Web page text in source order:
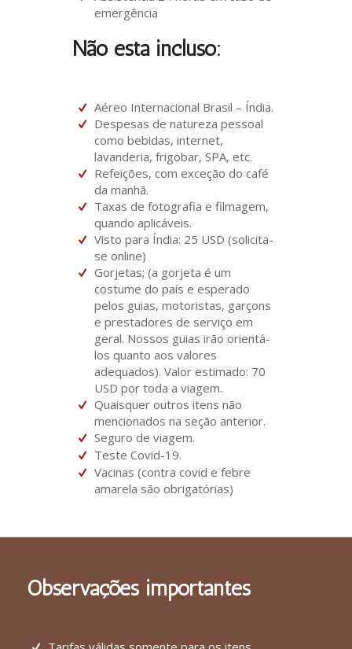
emergência
Não está incluso:
Aéreo Internacional Brasil – Índia.
Despesas de natureza pessoal
como bebidas, internet,
lavanderia, frigobar, SPA, etc.
Refeições, com exceção do café
da manhã.
Taxas de fotografia e filmagem,
quando aplicáveis.
Visto para Índia: 25 USD (solicita-
se online)
Gorjetas; (a gorjeta é um
costume do país e esperado
pelos guias, motoristas, garçons
e prestadores de serviço em
geral. Nossos guias irão orientá-
los quanto aos valores
adequados). Valor estimado: 70
USD por toda a viagem.
Quaisquer outros itens não
mencionados na seção anterior.
Seguro de viagem.
Teste Covid-19.
Vacinas (contra covid e febre
amarela são obrigatórias)
Observações importantes